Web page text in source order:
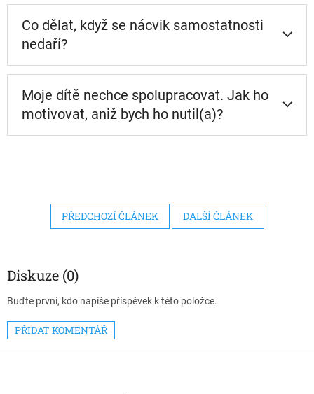
Co dělat, když se nácvik samostatnosti
nedaří?
Moje dítě nechce spolupracovat. Jak ho
motivovat, aniž bych ho nutil(a)?
PŘEDCHOZÍ ČLÁNEK DALŠÍ ČLÁNEK
Diskuze (0)
Buďte první, kdo napíše příspěvek k této položce.
PŘIDAT KOMENTÁŘ
Z